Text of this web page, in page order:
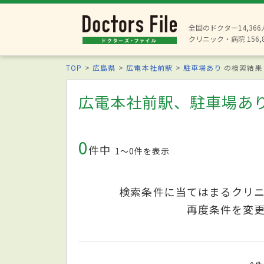
全国のドクター14,366
クリニック・病院
TOP 広島県 広電本社前駅 駐車場あり の検索結果
広電本社前駅、駐車場あ
0件中 1〜0件を表示
検索条件に当てはまるクリ
再度条件を変